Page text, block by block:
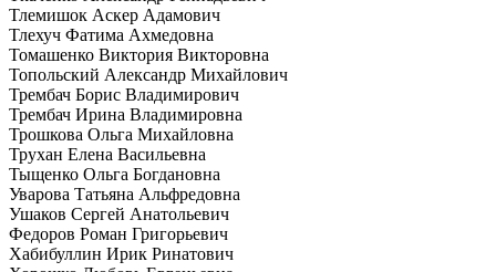
Тлемишок Аскер Адамович
Тлехуч Фатима Ахмедовна
Томашенко Виктория Викторовна
Топольский Александр Михайлович
Трембач Борис Владимирович
Трембач Ирина Владимировна
Трошкова Ольга Михайловна
Трухан Елена Васильевна
Тыщенко Ольга Богдановна
Уварова Татьяна Альфредовна
Ушаков Сергей Анатольевич
Федоров Роман Григорьевич
Хабибуллин Ирик Ринатович